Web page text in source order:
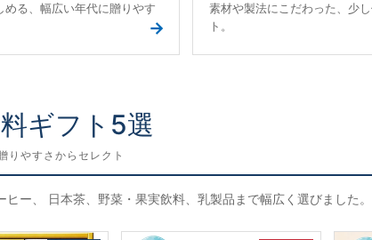
る、幅広い年代に贈りやす
→
素材や製法にこだわった、少
ト。
ギフト5選
りやすさからセレクト
ー、 日本茶、野菜・果実飲料、乳製品まで幅広く選びました。